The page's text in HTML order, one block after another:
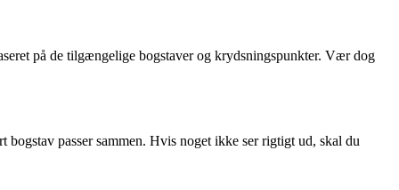
på de tilgængelige bogstaver og krydsningspunkter. Vær dog
passer sammen. Hvis noget ikke ser rigtigt ud, skal du